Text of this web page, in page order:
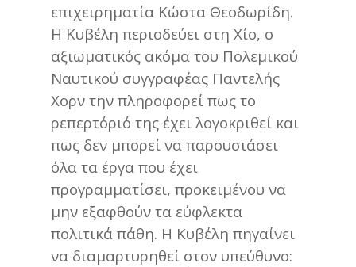
επιχειρηματία Κώστα Θεοδωρίδη.
Η Κυβέλη περιοδεύει στη Χίο, ο
αξιωματικός ακόμα του Πολεμικού
Ναυτικού συγγραφέας Παντελής
Χορν την πληροφορεί πως το
ρεπερτόριό της έχει λογοκριθεί και
πως δεν μπορεί να παρουσιάσει
όλα τα έργα που έχει
προγραμματίσει, προκειμένου να
μην εξαφθούν τα εύφλεκτα
πολιτικά πάθη. Η Κυβέλη πηγαίνει
να διαμαρτυρηθεί στον υπεύθυνο: